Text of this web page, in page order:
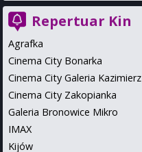
Repertuar Kin
Agrafka
Cinema City Bonarka
Cinema City Galeria Kazimierz
Cinema City Zakopianka
Galeria Bronowice Mikro
IMAX
Kijów